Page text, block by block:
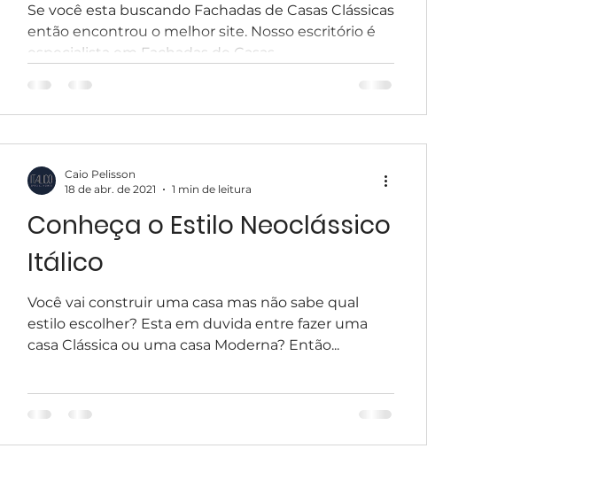
Se você esta buscando Fachadas de Casas Clássicas
então encontrou o melhor site. Nosso escritório é
especialista em Fachadas de Casas...
Conheça o Estilo Neoclássico
Itálico
Você vai construir uma casa mas não sabe qual
estilo escolher? Esta em duvida entre fazer uma
casa Clássica ou uma casa Moderna? Então...
Caio Pelisson
18 de abr. de 2021
1 min de leitura